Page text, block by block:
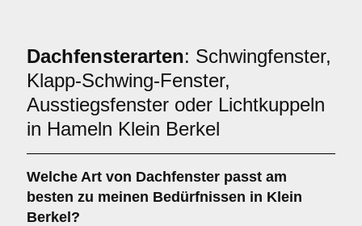
Dachfensterarten: Schwingfenster,
Klapp-Schwing-Fenster,
Ausstiegsfenster oder Lichtkuppeln
in Hameln Klein Berkel
Welche Art von Dachfenster passt am
besten zu meinen Bedürfnissen in Klein
Berkel?